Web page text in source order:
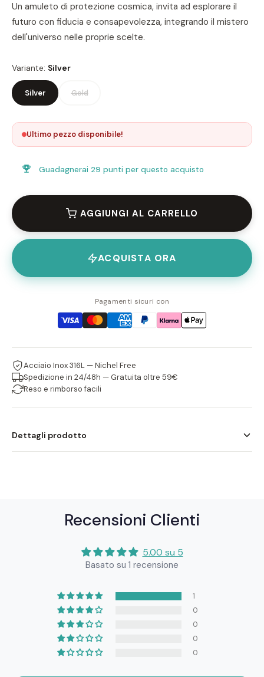
Un amuleto di protezione cosmica, invita ad esplorare il
futuro con fiducia e consapevolezza, integrando il mistero
dell'universo nelle proprie scelte.
Variante: Silver
Silver Gold
Ultimo pezzo disponibile!
Guadagnerai 29 punti per questo acquisto
AGGIUNGI AL CARRELLO
ACQUISTA ORA
Pagamenti sicuri con
Acciaio Inox 316L — Nichel Free
Spedizione in 24/48h — Gratuita oltre 59€
Reso e rimborso facili
Dettagli prodotto
Recensioni Clienti
5.00 su 5
Basato su 1 recensione
1
0
0
0
0